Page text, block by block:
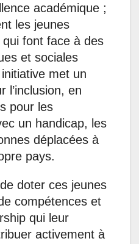
académique ;
les jeunes
font face à des
et sociales
met un
l’inclusion, en
pour les
un handicap, les
déplacées à
pays.
doter ces jeunes
compétences et
qui leur
activement à